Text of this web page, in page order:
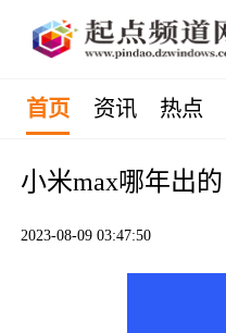
首页 资讯 热点
小米max哪年出的
2023-08-09 03:47:50